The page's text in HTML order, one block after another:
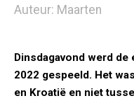
Auteur: Maarten
Dinsdagavond werd de
2022 gespeeld. Het
en Kroatië en niet